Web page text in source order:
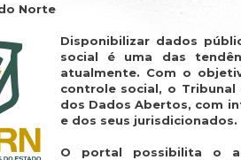
Norte
Disponibilizar dados
social é uma das
atualmente. Com o
controle social, o Tribunal
dos Dados Abertos, com
e dos seus jurisdicionados.
O portal possibilita o